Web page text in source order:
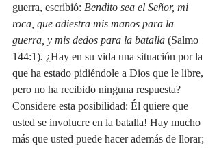
guerra, escribió: Bendito sea el Señor, mi
roca, que adiestra mis manos para la
guerra, y mis dedos para la batalla (Salmo
144:1). ¿Hay en su vida una situación por la
que ha estado pidiéndole a Dios que le libre,
pero no ha recibido ninguna respuesta?
Considere esta posibilidad: Él quiere que
usted se involucre en la batalla! Hay mucho
más que usted puede hacer además de llorar;